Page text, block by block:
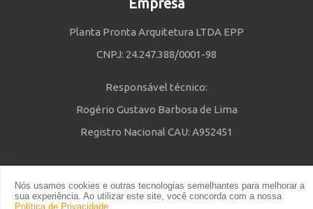
Nós usamos cookies e outras tecnologias semelhantes para melhorar a
sua experiência. Ao utilizar este site, você concorda com a nossa
Política de Privacidade
Planta Pronta Arquitetura LTDA EPP
CNPJ: 24.247.388/0001-98
Responsável técnico:
Rogério Gustavo Barbosa de Lima
Registro Nacional CAU: A952451
Política de Privacidade eTermos e Condições | © 2014 - 2021 Powered
by Planta Pronta